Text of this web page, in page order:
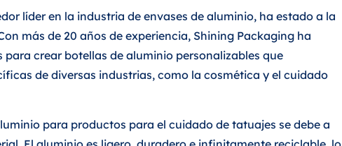
líder en la industria de envases de aluminio, ha estado a la
más de 20 años de experiencia, Shining Packaging ha
crear botellas de aluminio personalizables que
de diversas industrias, como la cosmética y el cuidado
para productos para el cuidado de tatuajes se debe a